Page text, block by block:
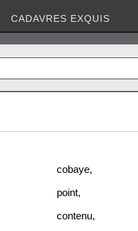
CADAVRES EXQUIS
cobaye,
point,
contenu,